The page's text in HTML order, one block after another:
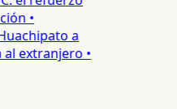
•
a
extranjero •